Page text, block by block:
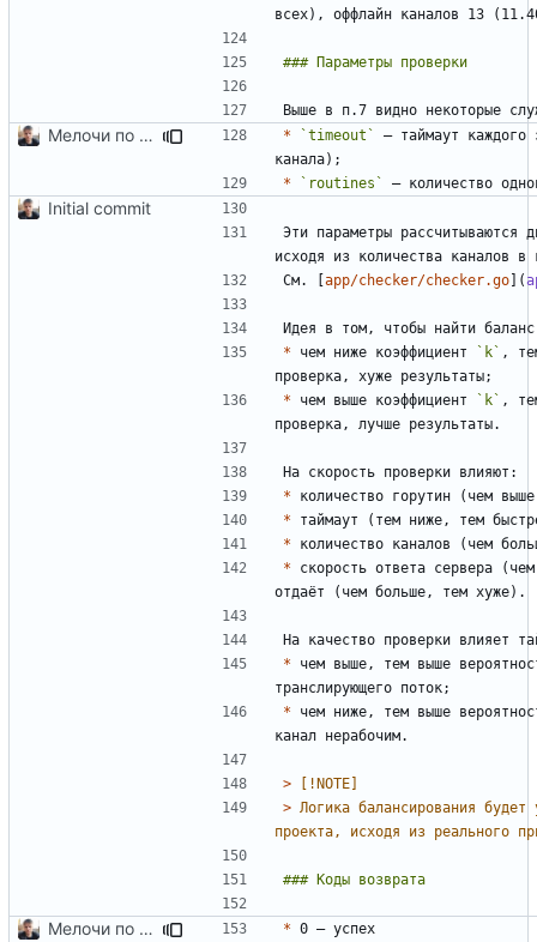
Мелочи по сборке и README * `timeout`
— таймаут каждого
*
`routines`
Initial commit
Эти параметры рассчитываются
исходя из количества каналов в
См. [app/checker/checker.go](
* чем ниже коэффициент `k` ,
* чем выше коэффициент `k` ,
*
*
*
* скорость ответа сервера
* чем выше, тем выше
* чем ниже, тем выше
>
> Логика балансирования
Мелочи по сборке и README *